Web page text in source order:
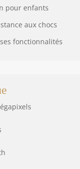
pour enfants
aux chocs
fonctionnalités